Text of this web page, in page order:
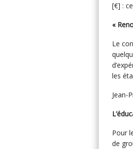
[€] :
«
Le
les
Jean-
Pour
de